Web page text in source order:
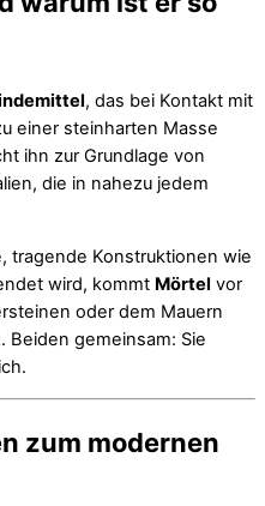
, das bei Kontakt mit
einer steinharten Masse
ihn zur Grundlage von
die in nahezu jedem
tragende Konstruktionen wie
wird, kommt Mörtel vor
oder dem Mauern
Beiden gemeinsam: Sie
zum modernen